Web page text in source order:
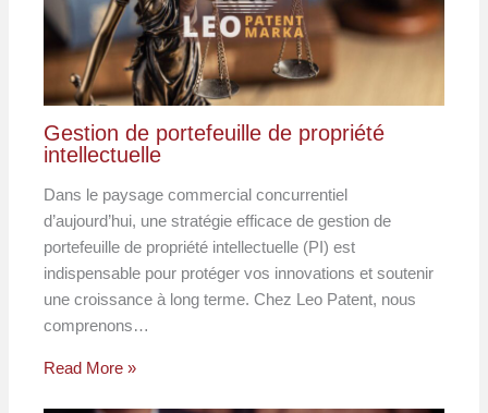
Gestion de portefeuille de propriété
intellectuelle
Dans le paysage commercial concurrentiel
d’aujourd’hui, une stratégie efficace de gestion de
portefeuille de propriété intellectuelle (PI) est
indispensable pour protéger vos innovations et soutenir
une croissance à long terme. Chez Leo Patent, nous
comprenons…
Read More »